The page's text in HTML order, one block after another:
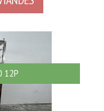
12P